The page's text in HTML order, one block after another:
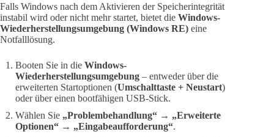
Falls Windows nach dem Aktivieren der Speicherintegrität
instabil wird oder nicht mehr startet, bietet die Windows-
Wiederherstellungsumgebung (Windows RE) eine
Notfalllösung.
Booten Sie in die Windows-
Wiederherstellungsumgebung – entweder über die
erweiterten Startoptionen (Umschalttaste + Neustart)
oder über einen bootfähigen USB-Stick.
Wählen Sie „Problembehandlung“ → „Erweiterte
Optionen“ → „Eingabeaufforderung“.